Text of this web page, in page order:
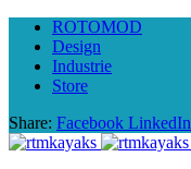
ROTOMOD
Design
Industrie
Store
Share: Facebook LinkedIn